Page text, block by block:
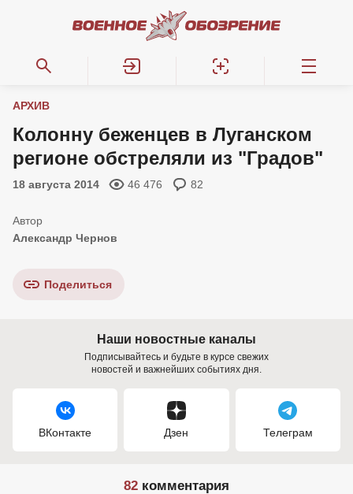
АРХИВ
Колонну беженцев в Луганском
регионе обстреляли из "Градов"
18 августа 2014 46 476 82
Александр Чернов
Поделиться
Наши новостные каналы
Подписывайтесь и будьте в курсе свежих
новостей и важнейших событиях дня.
ВКонтакте Дзен Телеграм
82 комментария